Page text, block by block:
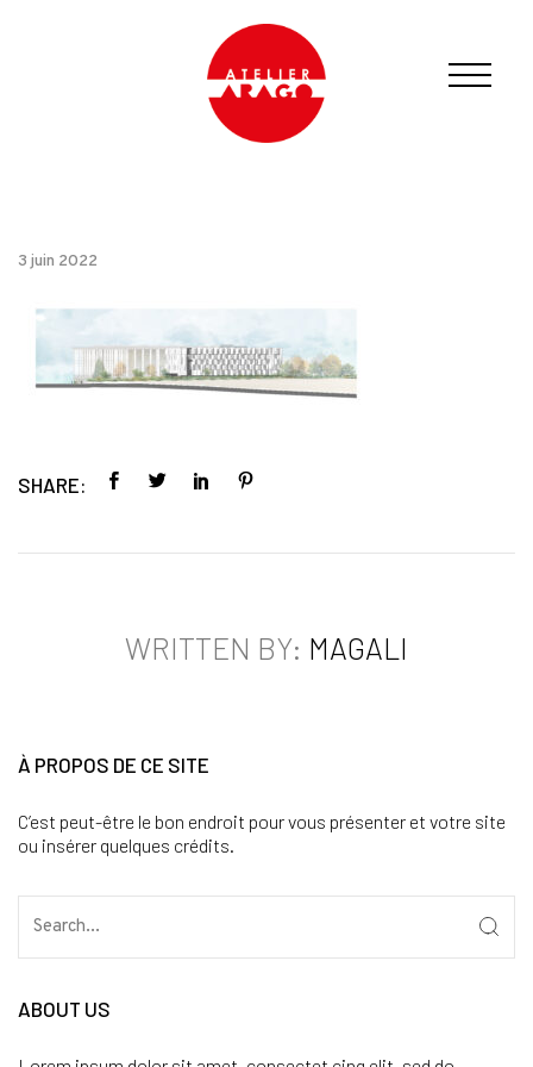
3 juin 2022
SHARE:
WRITTEN BY: MAGALI
À PROPOS DE CE SITE
C’est peut-être le bon endroit pour vous présenter et votre site
ou insérer quelques crédits.
ABOUT US